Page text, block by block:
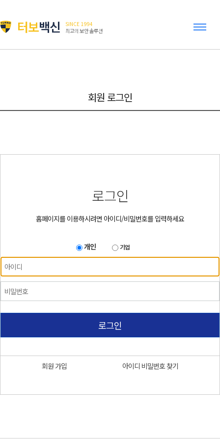
터보백신
SINCE 1994
최고의 보안 솔루션
회원 로그인
로그인
홈페이지를 이용하시려면 아이디/비밀번호를 입력하세요
개인 기업
로그인
회원 가입 아이디 비밀번호 찾기